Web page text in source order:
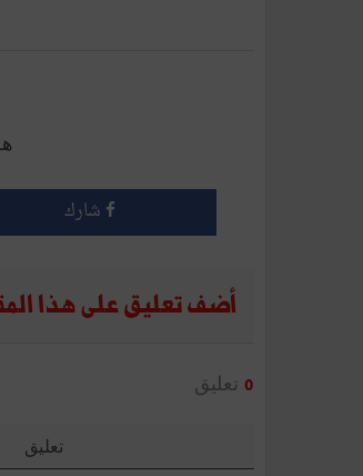
شارك
أضف تعليق على هذا
0 تعليق
تعليق